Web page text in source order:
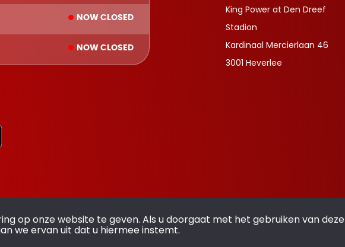
NOW CLOSED
NOW CLOSED
King Power at Den Dreef
Stadion
Kardinaal Mercierlaan 46
3001 Heverlee
op onze website te geven. Als u doorgaat met het gebruiken van deze
we ervan uit dat u hiermee instemt.